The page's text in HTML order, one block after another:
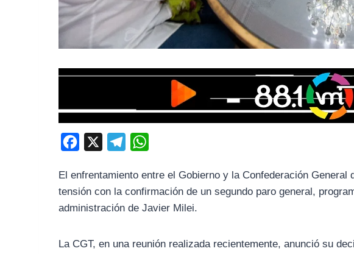
c
e
b
l
e
g
a
t
s
El enfrentamiento entre el Gobierno y la Confederación General
tensión con la confirmación de un segundo paro general,
administración de Javier Milei.
La CGT, en una reunión realizada recientemente, anunció su